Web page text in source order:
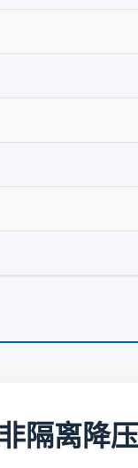
隔离降